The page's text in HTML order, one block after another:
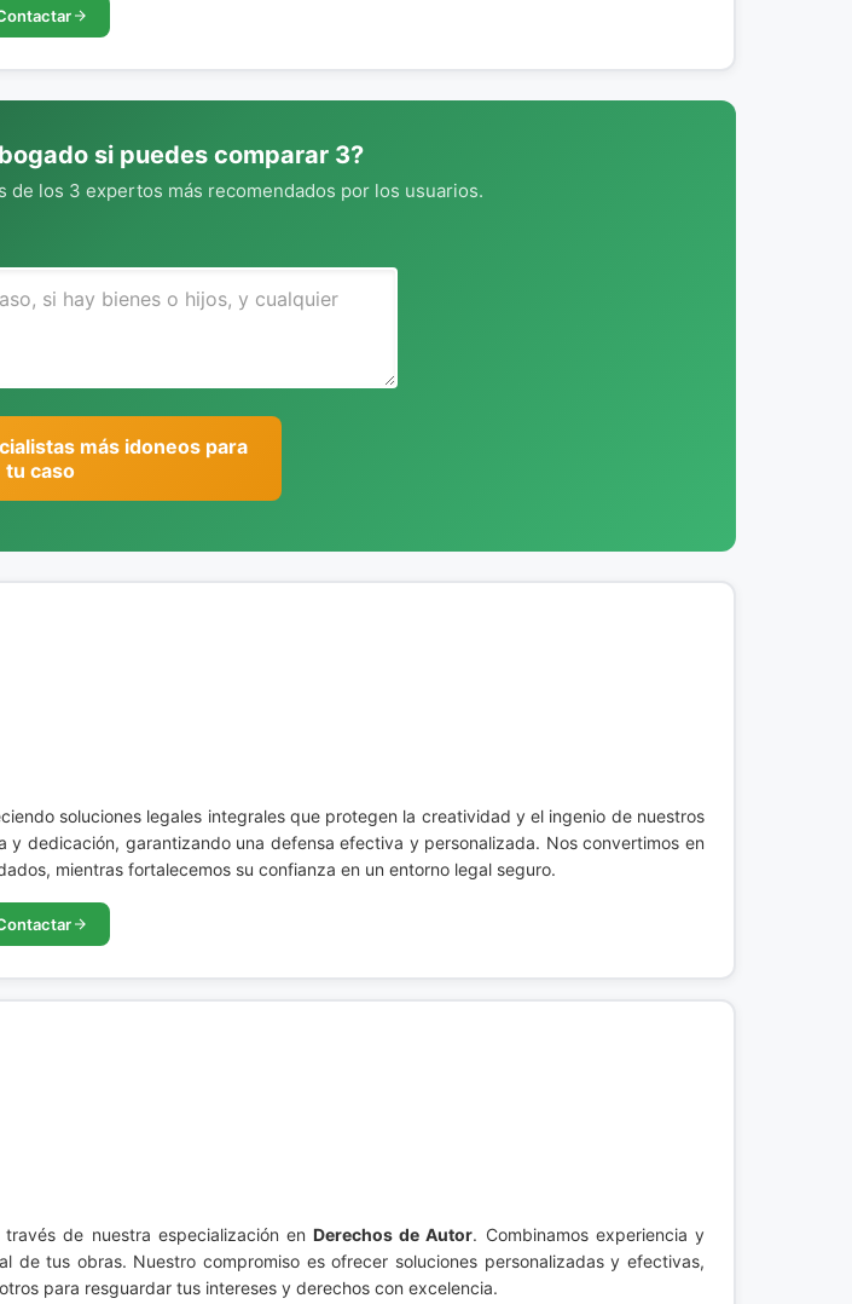
si puedes comparar 3?
los 3 expertos más recomendados por los usuarios.
más idoneos para
tu caso
soluciones legales integrales que protegen la creatividad y el ingenio de nuestros
dedicación, garantizando una defensa efectiva y personalizada. Nos convertimos en
mientras fortalecemos su confianza en un entorno legal seguro.
de nuestra especialización enDerechos de Autor. Combinamos experiencia y
tus obras. Nuestro compromiso es ofrecer soluciones personalizadas y efectivas,
para resguardar tus intereses y derechos con excelencia.